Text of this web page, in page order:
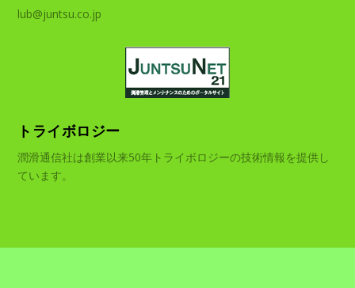
lub@juntsu.co.jp
トライボロジー
潤滑通信社は創業以来50年トライボロジーの技術情報を提供し
ています。